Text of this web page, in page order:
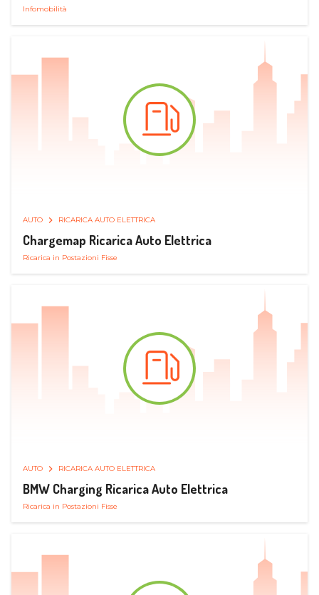
Infomobilità
AUTO RICARICA AUTO ELETTRICA
Chargemap Ricarica Auto Elettrica
Ricarica in Postazioni Fisse
AUTO RICARICA AUTO ELETTRICA
BMW Charging Ricarica Auto Elettrica
Ricarica in Postazioni Fisse